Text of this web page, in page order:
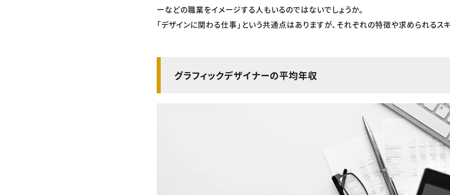
ーなどの職業をイメージする人もいるのではないでしょうか。
「デザインに関わる仕事」という共通点はありますが、それぞれの特徴や求められるス
グラフィックデザイナーの平均年収